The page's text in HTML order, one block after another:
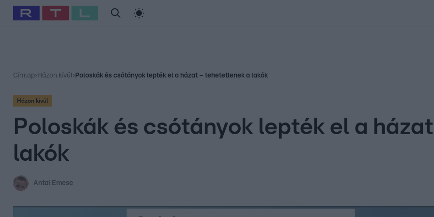
Babits Marcella Szellő István Most Wanted
Címlap› Házon kívül› Poloskák és csótányok lepték el a házat – tehetetlenek a lakók
Házon kívül
Poloskák és csótányok lepték el a
lakók
Antal Emese